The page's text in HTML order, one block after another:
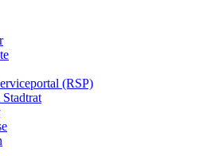
(RSP)